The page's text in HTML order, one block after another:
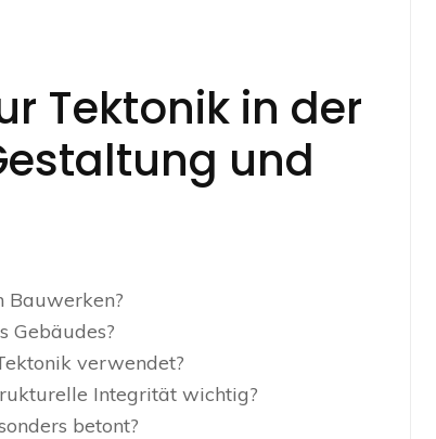
Tektonik in der
und
Bauwerken?
Gebäudes?
verwendet?
Integrität wichtig?
betont?